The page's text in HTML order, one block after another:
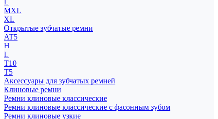
L
MXL
XL
Открытые зубчатые ремни
AT5
H
L
T10
T5
Аксессуары для зубчатых ремней
Клиновые ремни
Ремни клиновые классические
Ремни клиновые классические с фасонным зубом
Ремни клиновые узкие